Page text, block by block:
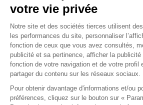
Tous droits réservés © Autobacs
Mentions légales RGPD
Cookies CGV
Facebook